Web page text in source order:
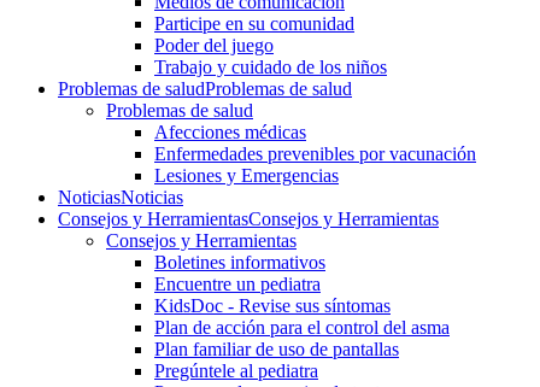
Participe en su comunidad
Poder del juego
Trabajo y cuidado de los niños
Problemas de saludProblemas de salud
Problemas de salud
Afecciones médicas
Enfermedades prevenibles por vacunación
Lesiones y Emergencias
NoticiasNoticias
Consejos y HerramientasConsejos y Herramientas
Consejos y Herramientas
Boletines informativos
Encuentre un pediatra
KidsDoc - Revise sus síntomas
Plan de acción para el control del asma
Plan familiar de uso de pantallas
Pregúntele al pediatra